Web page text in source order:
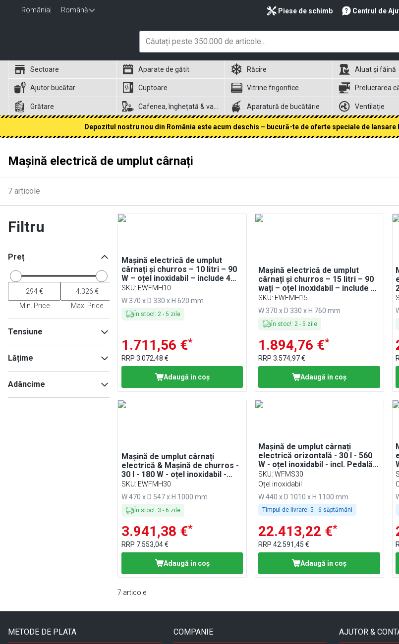
România Română Piese de schimb Centrul de
Sectoare Aparate de gătit Răcire Aluat și făină
Ajutor bucătar Cuptoare Vitrine frigorifice Prelucrarea
Grătare Aparatură de bucătărie Ventilație
Depozitul nostru nou din România este acum deschis – bucură-te de oferte speciale de
Mașină electrică de umplut cârnați
7 articole
Filtru
Preț
Min. Price Max. Price
Tensiune
Lățime
Adâncime
Mașină electrică de umplut
cârnați și churros – 10 litri – 90
W – oțel inoxidabil – include 4
duze pentru cârnați și 3 duze
pentru churros
SKU: EWFMH10
W 370 x D 330 x H 620 mm
În stoc!: 2- 5 zile
1.711,56 €*
RRP 3.072,48 €
Adaugă in coş
Mașină electrică de umplut
cârnați și churros – 15 litri – 90
wați – oțel inoxidabil – include 4
tuburi de umplere pentru cârnați
și 3 tuburi de umplere pentru
churros
SKU: EWFMH15
W 370 x D 330 x H 760 mm
În stoc!: 2 -5 zile
1.894,76 €*
RRP3.574,97 €
Adaugă in coş
Mașină de umplut cârnați
electrică & Mașină de churros -
30 l - 180 W - oțel inoxidabil -
incl. Pedală de acționare & 4
duze pentru cârnați & 3 duze
pentru churros
SKU: EWFMH30
W 470 x D 547 x H 1000 mm
În stoc!: 3 - 6 zile
3.941,38 €*
RRP 7.553,04 €
Adaugă in coş
Mașină de umplut cârnați
electrică orizontală - 30 l - 560
W - oțel inoxidabil - incl. Pedală
de acționare & 3 duze pentru
cârnați
SKU:WFMS30
Oțel inoxidabil
W 440 x D 1010 x H 1100 mm
Timpul de livrare: 5 - 6 săptămâni
22.413,22 €*
RRP42.591,45 €
Adaugă in coş
7 articole
METODE DE PLATA COMPANIE AJUTOR &